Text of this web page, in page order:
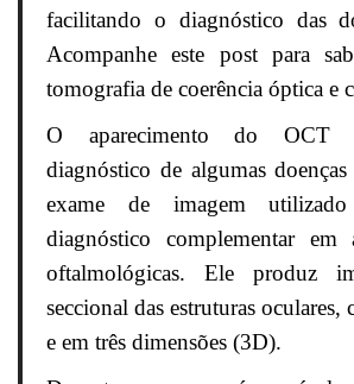
facilitando o diagnóstico das
Acompanhe este post para
tomografia de coerência óptica e
O aparecimento do OCT
diagnóstico de algumas
exame de imagem
diagnóstico complementar em
oftalmológicas. Ele produz
seccional das estruturas oculares,
e em três dimensões (3D).